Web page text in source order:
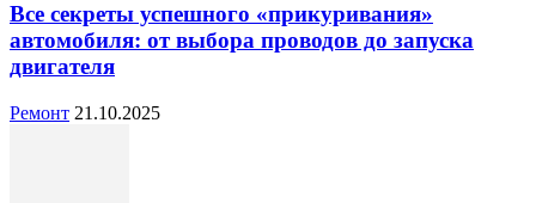
Все секреты успешного «прикуривания»
автомобиля: от выбора проводов до запуска
двигателя
Ремонт 21.10.2025